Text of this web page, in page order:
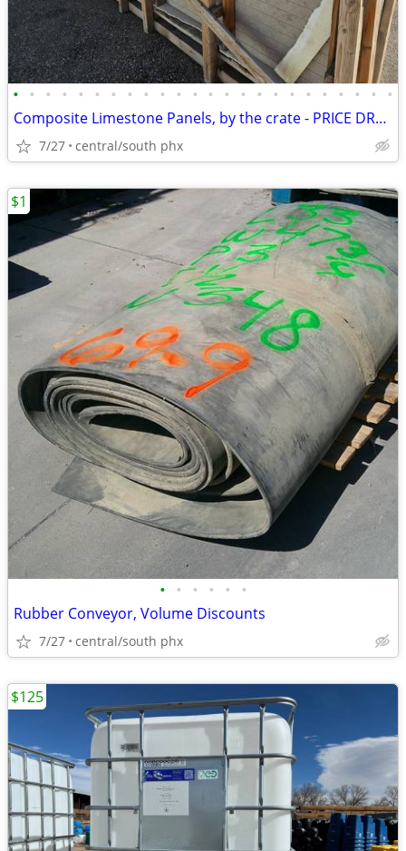
• • • • • • • • • • • • • • • • • • • • • • • •
Composite Limestone Panels, by the crate - PRICE DROP
7/27 central/south phx
• • • • • •
Rubber Conveyor, Volume Discounts
7/27 central/south phx
$1
$125